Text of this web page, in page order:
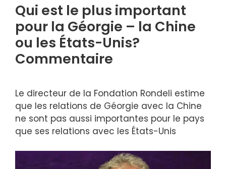
Qui est le plus important
pour la Géorgie – la Chine
ou les États-Unis?
Commentaire
Le directeur de la Fondation Rondeli estime
que les relations de Géorgie avec la Chine
ne sont pas aussi importantes pour le pays
que ses relations avec les États-Unis